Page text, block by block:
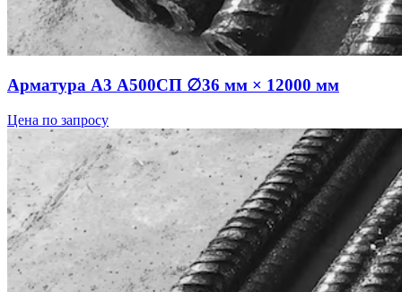
Арматура А3 А500СП ∅36 мм × 12000 мм
Цена по запросу